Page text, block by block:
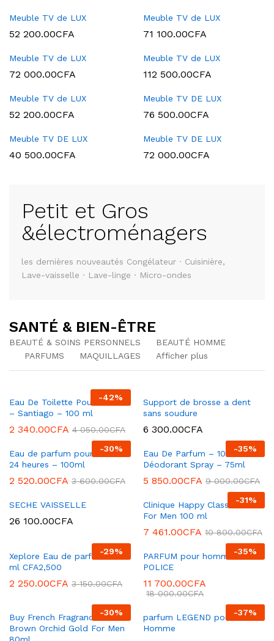
Meuble TV de LUX
52 200.00CFA
Meuble TV de LUX
71 100.00CFA
Meuble TV de LUX
72 000.00CFA
Meuble TV de LUX
112 500.00CFA
Meuble TV de LUX
52 200.00CFA
Meuble TV DE LUX
76 500.00CFA
Meuble TV DE LUX
40 500.00CFA
Meuble TV DE LUX
72 000.00CFA
Petit et Gros
&électroménagers
les dernières nouveautés Congélateur · Cuisinière,
Lave-vaisselle · Lave-linge · Micro-ondes
SANTÉ & BIEN-ÊTRE
BEAUTÉ & SOINS PERSONNELS
BEAUTÉ HOMME
PARFUMS
MAQUILLAGES Afficher plus
-42%
Eau De Toilette Pour Homme
– Santiago – 100 ml
2 340.00CFA 4 050.00CFA
Support de brosse a dent
sans soudure
6 300.00CFA
-30%
Eau de parfum pour homme
24 heures – 100ml
2 520.00CFA 3 600.00CFA
-35%
Eau De Parfum – 100ml +
Déodorant Spray – 75ml
5 850.00CFA 9 000.00CFA
SECHE VAISSELLE
26 100.00CFA
-31%
Clinique Happy Classic Edt
For Men 100 ml
7 461.00CFA 10 800.00CFA
-29%
Xeplore Eau de parfum – 100
ml CFA2,500
2 250.00CFA 3 150.00CFA
-35%
PARFUM pour homme
POLICE
11 700.00CFA
18 000.00CFA
-30%
Buy French Fragrances
Brown Orchid Gold For Men
80ml
-37%
parfum LEGEND pour
Homme